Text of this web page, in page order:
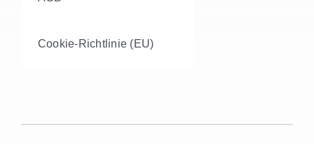
Cookie-Richtlinie (EU)